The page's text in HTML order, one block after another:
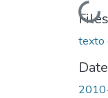
Loading...
Files
texto
Date